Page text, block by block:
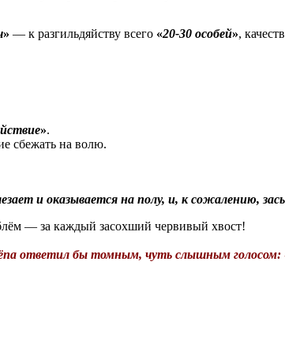
» — к разгильдяйству всего «20-30 особей»,
».
сбежать на волю.
и оказывается на полу, и, к сожалению,
— за каждый засохший червивый хвост!
ответил бы томным, чуть слышным голосом: